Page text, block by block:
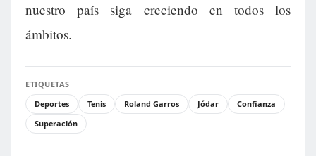
nuestro país siga creciendo en todos los
ámbitos.
ETIQUETAS
Deportes
Tenis Roland Garros Jódar
Confianza
Superación